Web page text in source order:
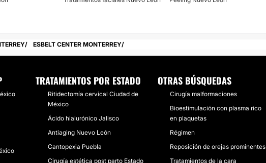
ESBELT CENTER MONTERREY
TRATAMIENTOS POR ESTADO
Ritidectomía cervical Ciudad de
México
Ácido hialurónico Jalisco
Antiaging Nuevo León
Cantopexia Puebla
Cirugía estética post parto Estado
OTRAS BÚSQUEDAS
Cirugía malformaciones
Bioestimulación con plasma rico
en plaquetas
Régimen
Reposición de orejas prominentes
Tratamientos de la cara